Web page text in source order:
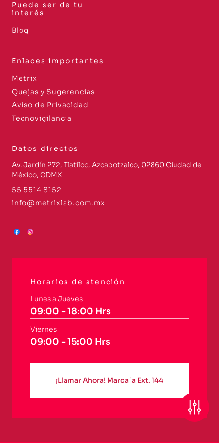
Puede ser de tu
interés
Blog
Enlaces importantes
Metrix
Quejas y Sugerencias
Aviso de Privacidad
Tecnovigilancia
Datos directos
Av. Jardín 272, Tlatilco, Azcapotzalco, 02860 Ciudad de
México, CDMX
55 5514 8152
info@metrixlab.com.mx
Horarios de atención
Lunes a Jueves
09:00 - 18:00 Hrs
Viernes
09:00 - 15:00 Hrs
¡Llamar Ahora! Marca la Ext. 144